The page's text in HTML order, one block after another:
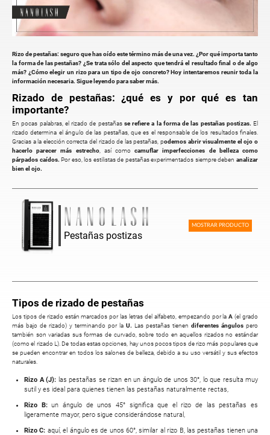
Rizo de pestañas: seguro que has oído este término más de una vez. ¿Por qué importa tanto
la forma de las pestañas? ¿Se trata sólo del aspecto que tendrá el resultado final o de algo
más? ¿Cómo elegir un rizo para un tipo de ojo concreto? Hoy intentaremos reunir toda la
información necesaria. Sigue leyendo para saber más.
Rizado de pestañas: ¿qué es y por qué es tan
importante?
En pocas palabras, el rizado de pestañas se refiere a la forma de las pestañas postizas. El
rizado determina el ángulo de las pestañas, que es el responsable de los resultados finales.
Gracias a la elección correcta del rizado de las pestañas, podemos abrir visualmente el ojo o
hacerlo parecer más estrecho, así comocamuflar imperfecciones de belleza como
párpados caídos. Por eso, los estilistas de pestañas experimentados siempre debenanalizar
bien el ojo.
Pestañas postizas
MOSTRAR PRODUCTO
Tipos de rizado de pestañas
Los tipos de rizado están marcados por las letras del alfabeto, empezando por laA (el grado
más bajo de rizado) y terminando por la U. Las pestañas tienen diferentes ángulos pero
también son variadas sus formas de curvado, sobre todo en aquellos rizados no estándar
(como el rizado L). De todas estas opciones, hay unos pocos tipos de rizo más populares que
se pueden encontrar en todos los salones de belleza, debido a su uso versátil y sus efectos
naturales.
Rizo A (J): las pestañas se rizan en un ángulo de unos 30°, lo que resulta muy
sutil y es ideal para quienes tienen las pestañas naturalmente rectas,
Rizo B:un ángulo de unos 45° significa que el rizo de las pestañas es
ligeramente mayor, pero sigue considerándose natural,
Rizo C: aquí, el ángulo es de unos 60°, similar al rizo B, las pestañas tienen una